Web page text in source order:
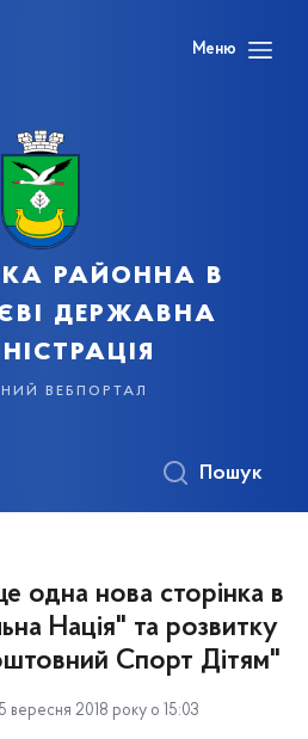
Меню
районна в
державна
вебпортал
Пошук
одна нова сторінка в
Нація" та розвитку
Спорт Дітям"
вересня 2018 року о 15:03